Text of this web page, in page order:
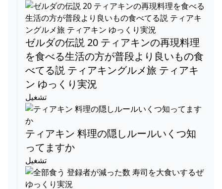
ゼルダの伝説 20 ティアキンの再現料理
を食べる生活の方が普段より良いもの食
べてる説 ティアキングルメ旅 ティアキ
ン ゆっくり実況
تشغيل
ティアキン 料理の隠しルールいくつ知
ってますか
تشغيل